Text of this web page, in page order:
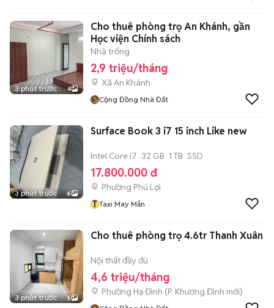
3 phút trước 4
Cho thuê phòng trọ An Khánh, gần
Học viện Chính sách
Nhà trống
2,9 triệu/tháng
Xã An Khánh
Cộng Đồng Nhà Đất
3 phút trước 6
Surface Book 3 i7 15 inch Like new
Intel Core i7 32 GB 1 TB SSD
17.800.000 đ
Phường Phú Lợi
T Taxi May Mắn
3 phút trước 5
Cho thuê phòng trọ 4.6tr Thanh Xuân
Nội thất đầy đủ
4,6 triệu/tháng
Phường Hạ Đình (P. Khương Đình mới)